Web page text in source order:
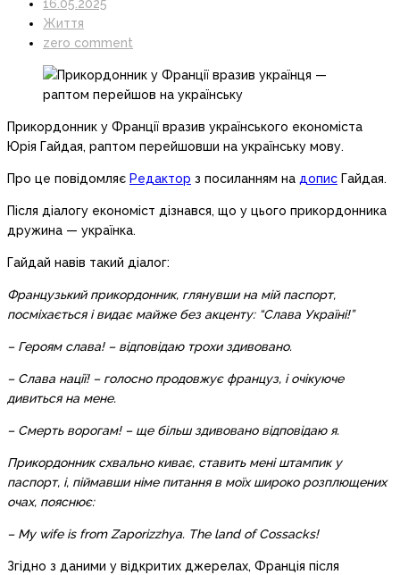
16.05.2025
Життя
zero comment
Прикордонник у Франції вразив українського економіста
Юрія Гайдая, раптом перейшовши на українську мову.
Про це повідомляє Редактор з посиланням на допис Гайдая.
Після діалогу економіст дізнався, що у цього прикордонника
дружина — українка.
Гайдай навів такий діалог:
Французький прикордонник, глянувши на мій паспорт,
посміхається і видає майже без акценту: “Слава Україні!”
– Героям слава! – відповідаю трохи здивовано.
– Слава нації! – голосно продовжує француз, і очікуюче
дивиться на мене.
– Смерть ворогам! – ще більш здивовано відповідаю я.
Прикордонник схвально киває, ставить мені штампик у
паспорт, і, піймавши німе питання в моїх широко розплющених
очах, пояснює:
– My wife is from Zaporizzhya. The land of Cossacks!
Згідно з даними у відкритих джерелах, Франція після